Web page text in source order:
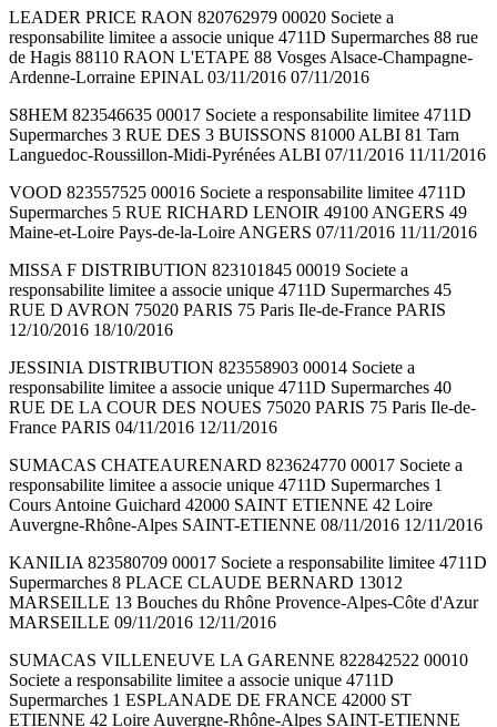
LEADER PRICE RAON 820762979 00020 Societe a
responsabilite limitee a associe unique 4711D Supermarches 88 rue
de Hagis 88110 RAON L'ETAPE 88 Vosges Alsace-Champagne-
Ardenne-Lorraine EPINAL 03/11/2016 07/11/2016
S8HEM 823546635 00017 Societe a responsabilite limitee 4711D
Supermarches 3 RUE DES 3 BUISSONS 81000 ALBI 81 Tarn
Languedoc-Roussillon-Midi-Pyrénées ALBI 07/11/2016 11/11/2016
VOOD 823557525 00016 Societe a responsabilite limitee 4711D
Supermarches 5 RUE RICHARD LENOIR 49100 ANGERS 49
Maine-et-Loire Pays-de-la-Loire ANGERS 07/11/2016 11/11/2016
MISSA F DISTRIBUTION 823101845 00019 Societe a
responsabilite limitee a associe unique 4711D Supermarches 45
RUE D AVRON 75020 PARIS 75 Paris Ile-de-France PARIS
12/10/2016 18/10/2016
JESSINIA DISTRIBUTION 823558903 00014 Societe a
responsabilite limitee a associe unique 4711D Supermarches 40
RUE DE LA COUR DES NOUES 75020 PARIS 75 Paris Ile-de-
France PARIS 04/11/2016 12/11/2016
SUMACAS CHATEAURENARD 823624770 00017 Societe a
responsabilite limitee a associe unique 4711D Supermarches 1
Cours Antoine Guichard 42000 SAINT ETIENNE 42 Loire
Auvergne-Rhône-Alpes SAINT-ETIENNE 08/11/2016 12/11/2016
KANILIA 823580709 00017 Societe a responsabilite limitee 4711D
Supermarches 8 PLACE CLAUDE BERNARD 13012
MARSEILLE 13 Bouches du Rhône Provence-Alpes-Côte d'Azur
MARSEILLE 09/11/2016 12/11/2016
SUMACAS VILLENEUVE LA GARENNE 822842522 00010
Societe a responsabilite limitee a associe unique 4711D
Supermarches 1 ESPLANADE DE FRANCE 42000 ST
ETIENNE 42 Loire Auvergne-Rhône-Alpes SAINT-ETIENNE